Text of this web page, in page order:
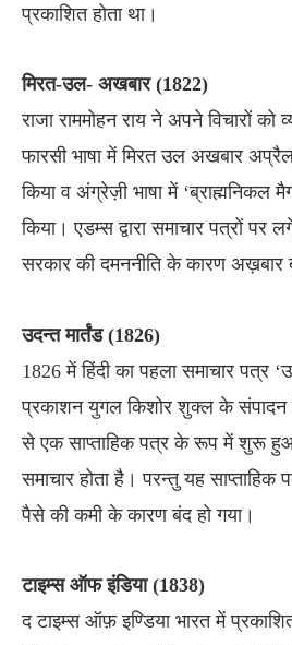
प्रकाशित होता था।
मिरत-उल- अखबार (1822)
राजा राममोहन राय ने अपने विचारों को
फारसी भाषा में मिरत उल अखबार
किया व अंग्रेज़ी भाषा में ‘ब्राह्मनिकल
किया। एडम्स द्वारा समाचार पत्रों पर
सरकार की दमननीति के कारण अख़बार
उदन्त मार्तंड (1826)
1826 में हिंदी का पहला समाचार पत्र
प्रकाशन युगल किशोर शुक्ल के
से एक साप्ताहिक पत्र के रूप में शुरू
समाचार होता है। परन्तु यह
पैसे की कमी के कारण बंद हो गया।
टाइम्स ऑफ इंडिया (1838)
द टाइम्स ऑफ़ इण्डिया भारत में